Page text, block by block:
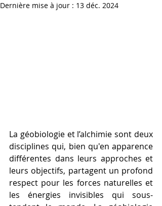
Dernière mise à jour : 13 déc. 2024
La géobiologie et l’alchimie sont deux
disciplines qui, bien qu'en apparence
différentes dans leurs approches et
leurs objectifs, partagent un profond
respect pour les forces naturelles et
les énergies invisibles qui sous-